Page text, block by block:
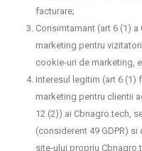
facturare;
Consimtamant (art 6 (1)
marketing pentru
cookie-uri de marketing,
Interesul legitim (art 6 (1)
marketing pentru clientii
12 (2)) ai Cbnagro.tech,
(considerent 49 GDPR)
site-ului propriu